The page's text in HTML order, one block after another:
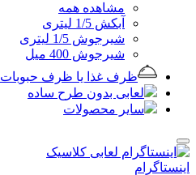
مشاهده همه
آبکش 1/5 لیتری
شیرجوش 1/5 لیتری
شیرجوش 400 میل
ظرف غذا یا ظرف حبوبات
لعابی بدون طرح ساده
سایر محصولات
اینستاگرام